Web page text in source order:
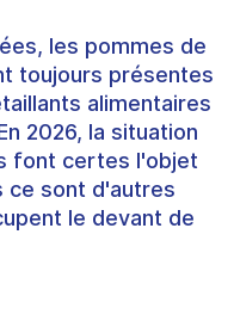
les pommes de
toujours présentes
alimentaires
2026, la situation
font certes l'objet
ce sont d'autres
le devant de